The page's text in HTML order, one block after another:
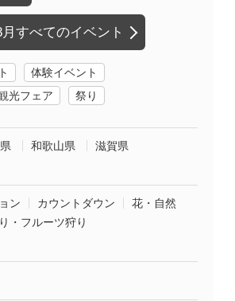
月すべてのイベント
体験イベント
光フェア
祭り
和歌山県
滋賀県
ン カウントダウン
花・自然
・フルーツ狩り